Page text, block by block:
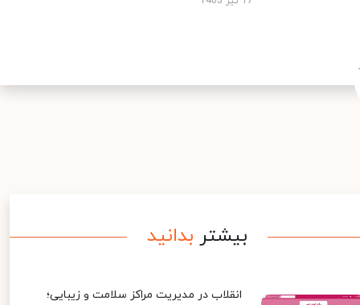
بیشتر بدانید
انقلاب در مدیریت مراکز سلامت و زیبایی؛